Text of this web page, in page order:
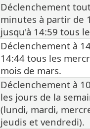
Déclenchement
minutes à partir de
jusqu'à 14:59 tous
Déclenchement à
14:44 tous les
mois de mars.
Déclenchement à
les jours de la
(lundi, mardi,
jeudis et vendredi).